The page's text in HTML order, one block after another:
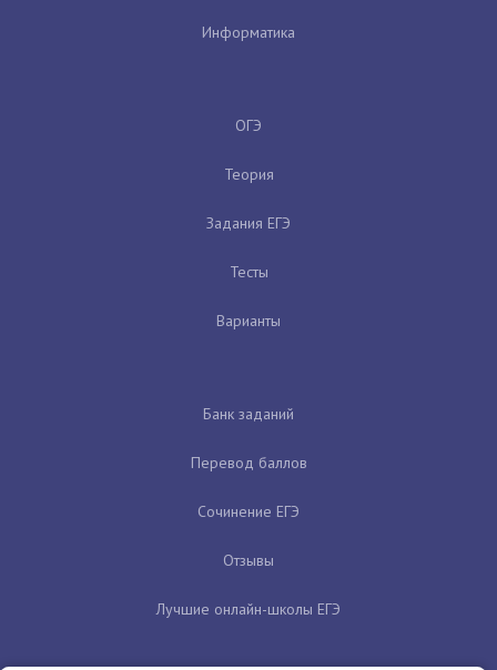
Информатика
ОГЭ
Теория
Задания ЕГЭ
Тесты
Варианты
Банк заданий
Перевод баллов
Сочинение ЕГЭ
Отзывы
Лучшие онлайн-школы ЕГЭ